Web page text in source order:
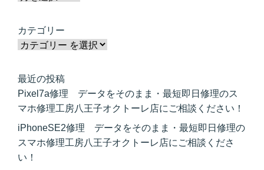
カテゴリー
最近の投稿
Pixel7a修理 データをそのまま・最短即日修理のス
マホ修理工房八王子オクトーレ店にご相談ください！
iPhoneSE2修理 データをそのまま・最短即日修理の
スマホ修理工房八王子オクトーレ店にご相談くださ
い！